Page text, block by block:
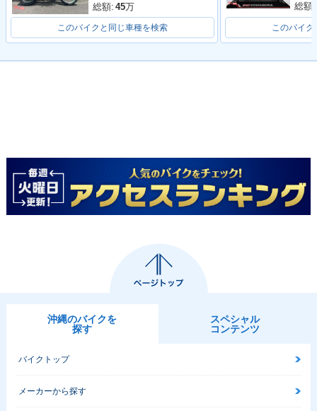
登場
総額: 45万
このバイクと同じ車種を検索
総額:
このバイク
沖縄のバイクを
探す
スペシャル
コンテンツ
バイクトップ
メーカーから探す